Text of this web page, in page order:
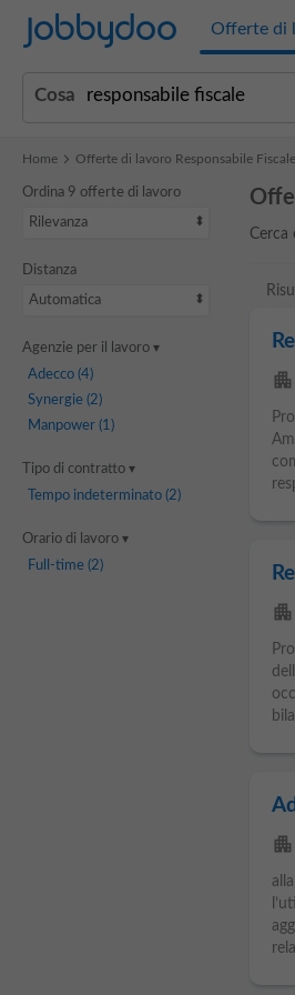
Jobbydoo Offerte di
Cosa
Home Offerte di lavoro Responsabile Fiscale
Ordina 9 offerte di lavoro
Rilevanza
Distanza
Automatica
Agenzie per il lavoro
Adecco(4)
Synergie(2)
Manpower(1)
Tipo di contratto
Tempo indeterminato(2)
Orario di lavoro
Full-time(2)
Cerca
apartment
apartment
apartment